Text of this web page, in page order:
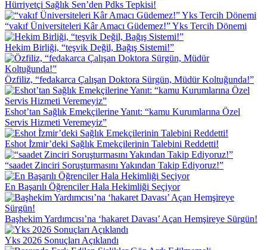
Hürriyetçi Sağlık Sen’den Pdks Tepkisi!
“vakıf Üniversiteleri Kâr Amacı Güdemez!” Yks Tercih Dönemi
Hekim Birliği, “teşvik Değil, Bağış Sistemi!”
Özfiliz, “fedakarca Çalışan Doktora Sürgün, Müdür Koltuğunda!”
Eshot’tan Sağlık Emekçilerine Yanıt: “kamu Kurumlarına Özel
Servis Hizmeti Veremeyiz”
Eshot İ̇zmir’deki Sağlık Emekçilerinin Talebini Reddetti!
“saadet Zinciri Soruşturmasını Yakından Takip Ediyoruz!”
En Başarılı Öğrenciler Hala Hekimliği Seçiyor
Başhekim Yardımcısı’na ‘hakaret Davası’ Açan Hemşireye Sürgün!
Yks 2026 Sonuçları Açıklandı